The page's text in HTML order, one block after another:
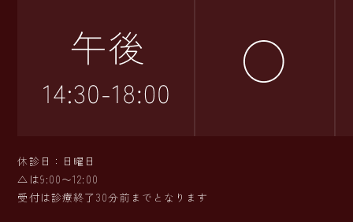
休診日：日曜日
△は9:00〜12:00
受付は診療終了30分前までとなります